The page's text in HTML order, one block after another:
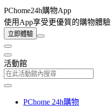
PChome24h購物App
使用App享受更優質的購物體驗
立即體驗
活動館
PChome 24h購物